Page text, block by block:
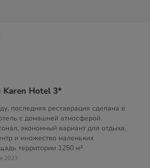
Karen Hotel 3*
последняя реставрация сделана в
с домашней атмосферой.
экономный вариант для отдыха.
и множество маленьких
территории 1250 м²
2023